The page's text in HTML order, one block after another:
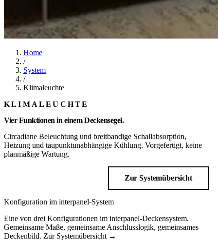
Home
/
System
/
Klimaleuchte
KLIMALEUCHTE
Vier Funktionen in einem Deckensegel.
Circadiane Beleuchtung und breitbandige Schallabsorption,
Heizung und taupunktunabhängige Kühlung. Vorgefertigt, keine
planmäßige Wartung.
Zur Systemübersicht
Konfiguration im interpanel-System
Eine von drei Konfigurationen im interpanel-Deckensystem.
Gemeinsame Maße, gemeinsame Anschlusslogik, gemeinsames
Deckenbild. Zur Systemübersicht →